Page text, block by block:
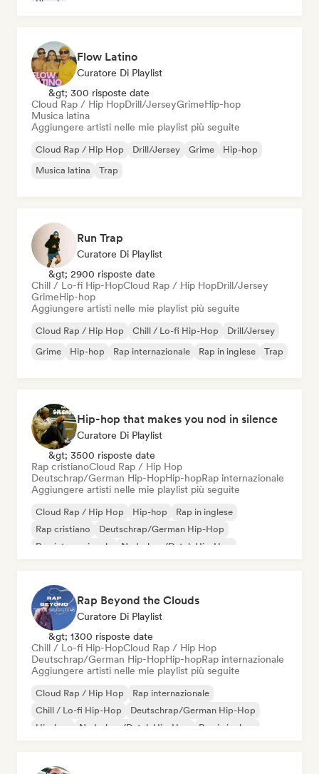
Phonk
Flow Latino
Curatore Di Playlist
&gt; 300 risposte date
Cloud Rap / Hip HopDrill/JerseyGrimeHip-hop
Musica latina
Aggiungere artisti nelle mie playlist più seguite
Cloud Rap / Hip Hop Drill/Jersey Grime
Hip-hop
Musica latina
Trap
Run Trap
Curatore Di Playlist
&gt; 2900 risposte date
Chill / Lo-fi Hip-HopCloud Rap / Hip HopDrill/Jersey
GrimeHip-hop
Aggiungere artisti nelle mie playlist più seguite
Cloud Rap / Hip Hop Chill / Lo-fi Hip-Hop
Drill/Jersey
Grime
Hip-hop Rap internazionale Rap in inglese Trap
Hip-hop that makes you nod in silence
Curatore Di Playlist
&gt; 3500 risposte date
Rap cristianoCloud Rap / Hip Hop
Deutschrap/German Hip-HopHip-hopRap internazionale
Aggiungere artisti nelle mie playlist più seguite
Cloud Rap / Hip Hop Hip-hop
Rap in inglese
Rap cristiano
Deutschrap/German Hip-Hop
Rap internazionale
Nederhop/Dutch Hip-Hop
Rap Beyond the Clouds
Curatore Di Playlist
&gt; 1300 risposte date
Chill / Lo-fi Hip-HopCloud Rap / Hip Hop
Deutschrap/German Hip-HopHip-hopRap internazionale
Aggiungere artisti nelle mie playlist più seguite
Cloud Rap / Hip Hop
Rap internazionale
Chill / Lo-fi Hip-Hop
Deutschrap/German Hip-Hop
Hip-hop
Nederhop/Dutch Hip-Hop
Rap in inglese